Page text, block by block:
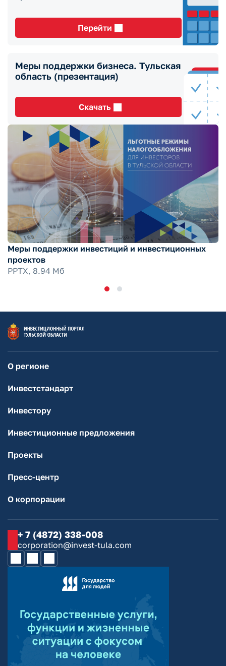
Перейти
Меры поддержки бизнеса. Тульская
область (презентация)
Скачать
PPTX, 8.94 Мб
Меры поддержки инвестиций и инвестиционных
проектов
О регионе
Инвестстандарт
Инвестору
Инвестиционные предложения
Проекты
Пресс-центр
О корпорации
+ 7 (4872) 338-008
corporation@invest-tula.com